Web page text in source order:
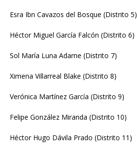
Esra Ibn Cavazos del Bosque (Distrito 5)
Héctor Miguel García Falcón (Distrito 6)
Sol María Luna Adame (Distrito 7)
Ximena Villarreal Blake (Distrito 8)
Verónica Martínez García (Distrito 9)
Felipe González Miranda (Distrito 10)
Héctor Hugo Dávila Prado (Distrito 11)